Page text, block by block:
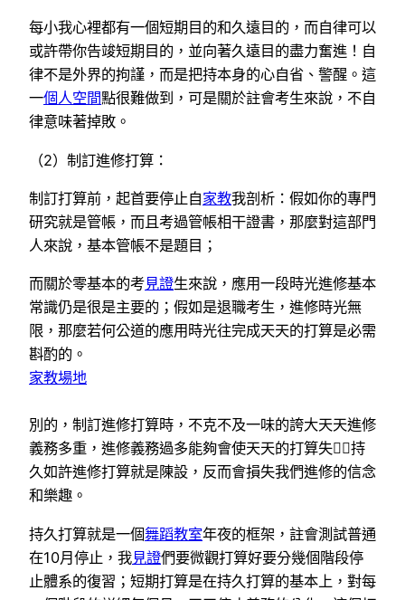
每小我心裡都有一個短期目的和久遠目的，而自律可以
或許帶你告竣短期目的，並向著久遠目的盡力奮進！自
律不是外界的拘謹，而是把持本身的心自省、警醒。這
一個人空間點很難做到，可是關於註會考生來說，不自
律意味著掉敗。
（2）制訂進修打算：
制訂打算前，起首要停止自家教我剖析：假如你的專門
研究就是管帳，而且考過管帳相干證書，那麼對這部門
人來說，基本管帳不是題目；
而關於零基本的考見證生來說，應用一段時光進修基本
常識仍是很是主要的；假如是退職考生，進修時光無
限，那麼若何公道的應用時光往完成天天的打算是必需
斟酌的。
家教場地
別的，制訂進修打算時，不克不及一味的誇大天天進修
義務多重，進修義務過多能夠會使天天的打算失，持
久如許進修打算就是陳設，反而會損失我們進修的信念
和樂趣。
持久打算就是一個舞蹈教室年夜的框架，註會測試普通
在10月停止，我見證們要微觀打算好要分幾個階段停
止體系的復習；短期打算是在持久打算的基本上，對每